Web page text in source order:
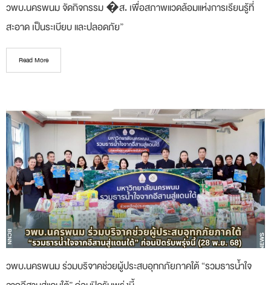
วพบ.นครพนม จัดกิจกรรม �ส. เพื่อสภาพแวดล้อมแห่งการเรียนรู้ที่
สะอาด เป็นระเบียบ และปลอดภัย”
Read More
วพบ.นครพนม ร่วมบริจาคช่วยผู้ประสบอุทกภัยภาคใต้ “รวมธารน้ำใจ